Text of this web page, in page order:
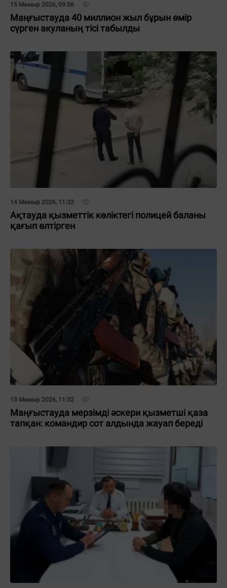
15 Мамыр 2026, 09:56
Маңғыстауда 40 миллион жыл бұрын өмір
сүрген акуланың тісі табылды
14 Мамыр 2026, 11:32
Ақтауда қызметтік көліктегі полицей баланы
қағып өлтірген
13 Мамыр 2026, 11:32
Маңғыстауда мерзімді әскери қызметші қаза
тапқан: командир сот алдында жауап береді